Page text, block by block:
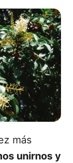
más
unirnos y